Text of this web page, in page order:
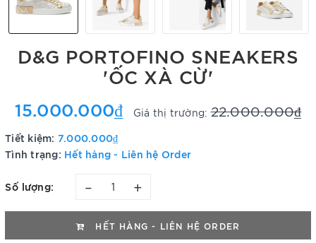
D&G PORTOFINO SNEAKERS
'ỐC XÀ CỪ'
15.000.000₫ Giá thị trường:22.000.000₫
Tiết kiệm: 7.000.000₫
Tình trạng: Hết hàng - Liên hệ Order
Số lượng: – +
HẾT HÀNG - LIÊN HỆ ORDER